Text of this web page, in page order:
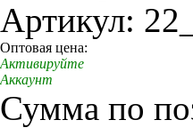
Артикул:
Оптовая цена:
Активируйте
Аккаунт
Сумма по